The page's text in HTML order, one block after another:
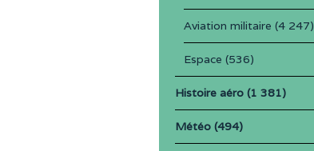
Aviation militaire (4 247)
Espace (536)
Histoire aéro(1 381)
Météo(494)